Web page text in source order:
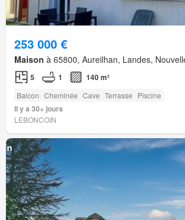
253 000 €
Maison à 65800, Aureilhan, Landes,
5 1 140 m²
Balcon Cheminée Cave Terrasse Piscine
Il y a 30+ jours
LEBONCOIN